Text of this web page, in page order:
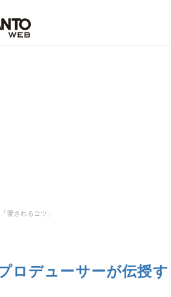
愛されるコツ」
ロデューサーが伝授す